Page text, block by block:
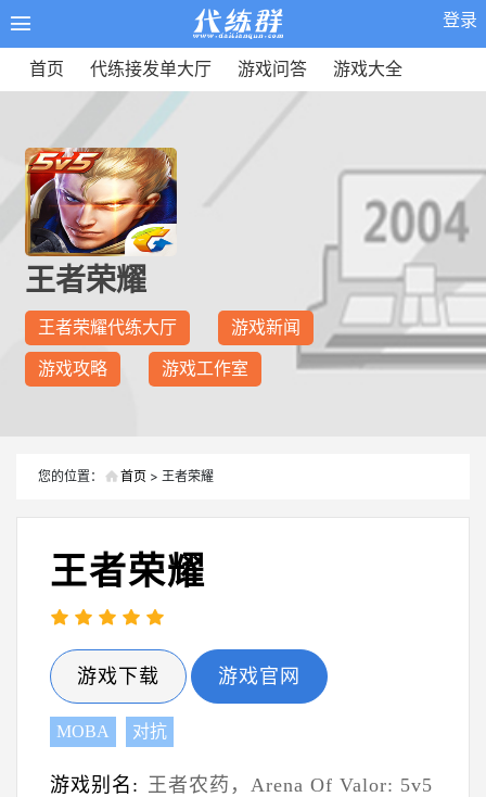
登录
首页 代练接发单大厅 游戏问答 游戏大全
王者荣耀
王者荣耀代练大厅 游戏新闻
游戏攻略 游戏工作室
您的位置： 首页 > 王者荣耀
王者荣耀
游戏下载 游戏官网
MOBA 对抗
游戏别名: 王者农药，Arena Of Valor: 5v5